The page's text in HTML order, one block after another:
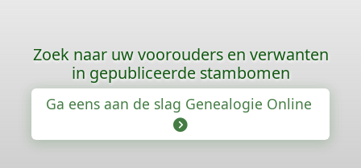
Zoek naar uw voorouders en verwanten
in gepubliceerde stambomen
Ga eens aan de slag Genealogie Online